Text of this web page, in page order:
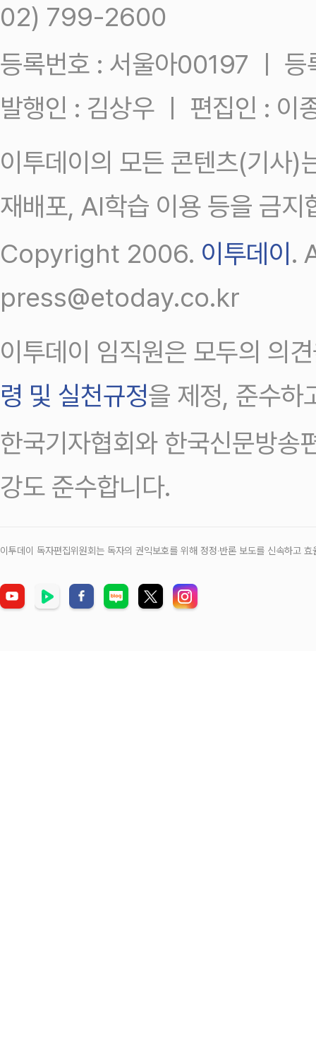
02) 799-2600
등록번호 : 서울아00197 ㅣ
발행인 : 김상우 ㅣ 편집인 : 이
이투데이의 모든 콘텐츠(기사)
재배포, AI학습 이용 등을 금지
Copyright 2006. 이투데이 .
press@etoday.co.kr
이투데이 임직원은 모두의 의
령 및 실천규정을 제정, 준수하
한국기자협회와 한국신문방송
강도 준수합니다.
이투데이 독자편집위원회는 독자의 권익보호를 위해 정정‧반론 보도를 신속하고